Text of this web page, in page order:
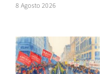
8 Agosto 2026